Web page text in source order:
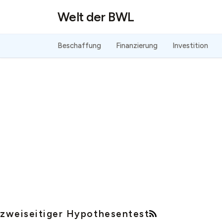
Welt der BWL
Beschaffung Finanzierung Investition
zweiseitiger Hypothesentest